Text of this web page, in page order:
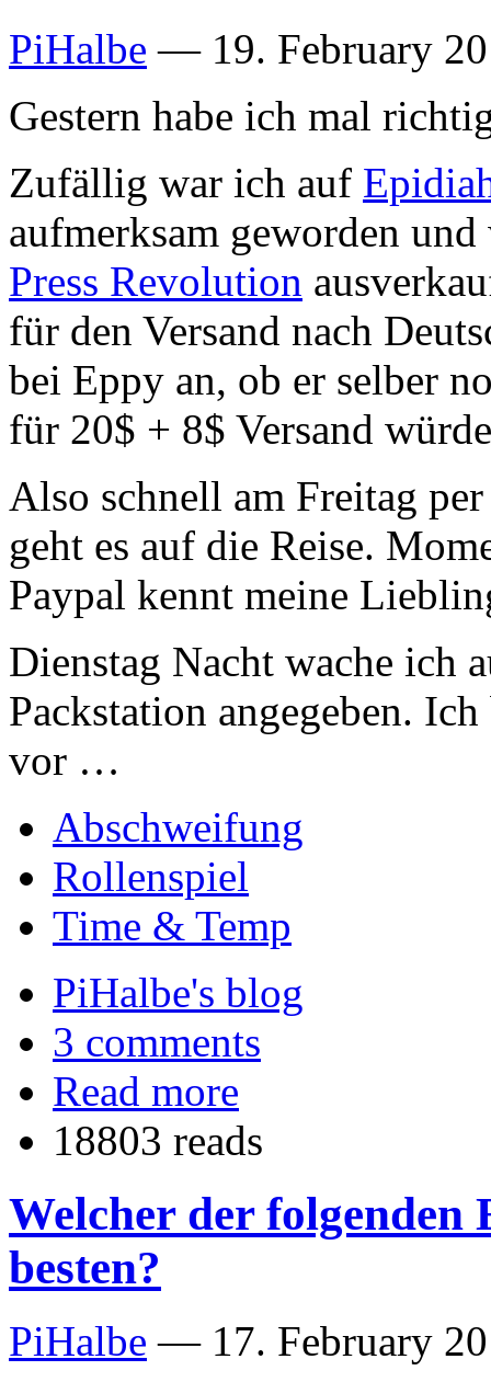
PiHalbe — 19. February
Gestern habe ich mal
Zufällig war ich auf
aufmerksam geworden
Press Revolution
für den Versand nach
bei Eppy an, ob er selber
für 20$ + 8$ Versand
Also schnell am Freitag
geht es auf die Reise.
Paypal kennt meine
Dienstag Nacht wache ich
Packstation angegeben.
vor …
Abschweifung
Rollenspiel
Time & Temp
PiHalbe's blog
3 comments
Read more
18803 reads
Welcher der
besten?
PiHalbe — 17. February